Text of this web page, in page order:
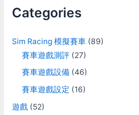
h
Categories
Sim Racing 模擬賽車(89)
賽車遊戲測評(27)
賽車遊戲設備(46)
賽車遊戲設定 (16)
遊戲(52)